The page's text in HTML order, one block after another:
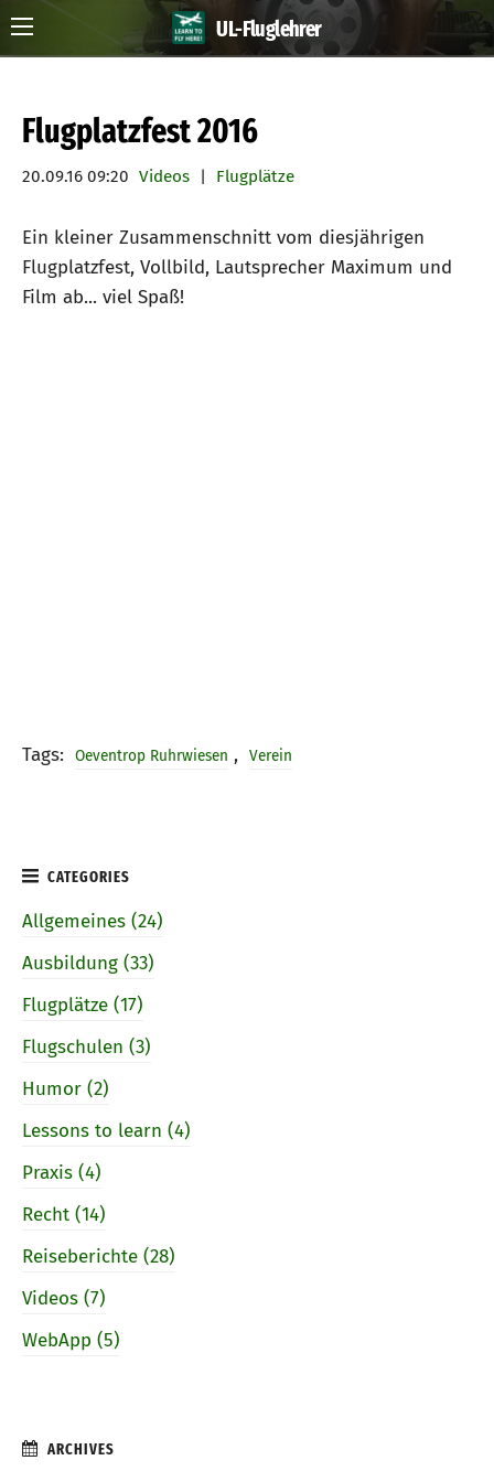
UL-Fluglehrer
Flugplatzfest 2016
20.09.16 09:20 Videos | Flugplätze
Ein kleiner Zusammenschnitt vom diesjährigen
Flugplatzfest, Vollbild, Lautsprecher Maximum und
Film ab... viel Spaß!
Tags: Oeventrop Ruhrwiesen , Verein
Allgemeines (24)
Ausbildung (33)
Flugplätze (17)
Flugschulen (3)
Humor (2)
Lessons to learn (4)
Praxis (4)
Recht (14)
Reiseberichte (28)
Videos (7)
WebApp (5)